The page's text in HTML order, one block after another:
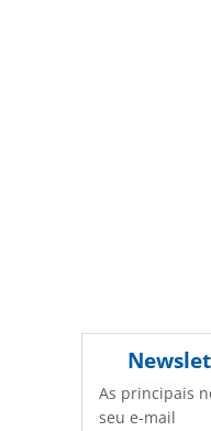
As principais
seu e-mail